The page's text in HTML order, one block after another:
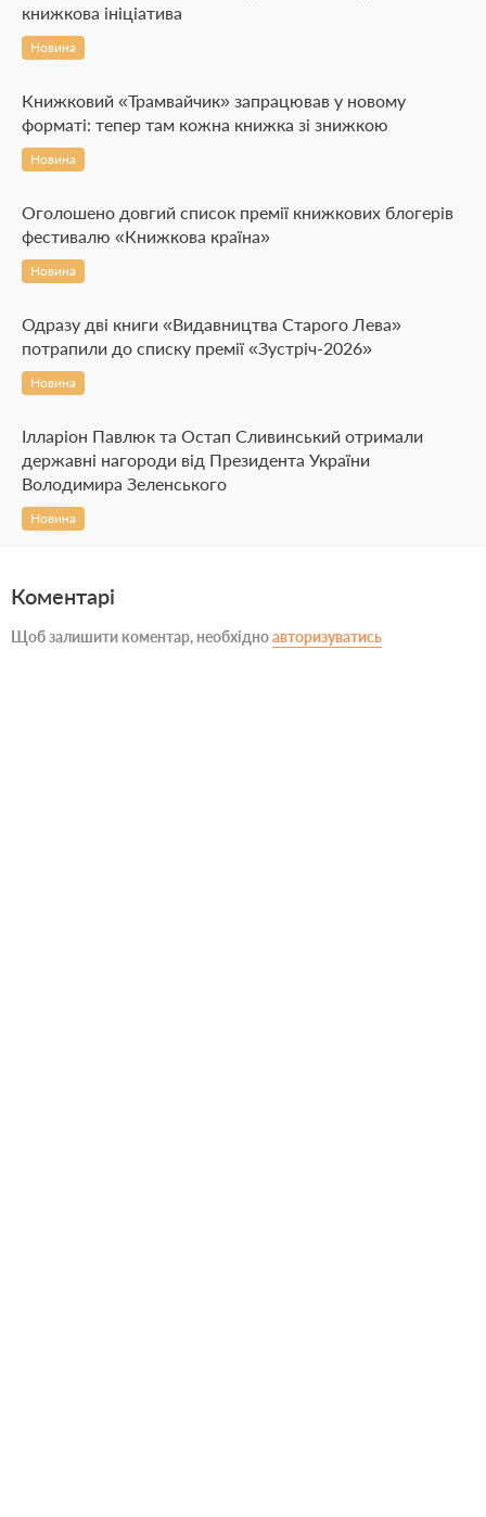
книжкова ініціатива
Новина
Книжковий «Трамвайчик» запрацював у новому
форматі: тепер там кожна книжка зі знижкою
Новина
Оголошено довгий список премії книжкових блогерів
фестивалю «Книжкова країна»
Новина
Одразу дві книги «Видавництва Старого Лева»
потрапили до списку премії «Зустріч-2026»
Новина
Ілларіон Павлюк та Остап Сливинський отримали
державні нагороди від Президента України
Володимира Зеленського
Новина
Коментарі
Щоб залишити коментар, необхідноавторизуватись